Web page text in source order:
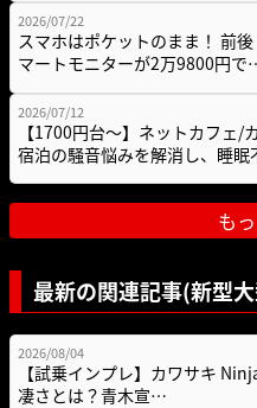
2026/07/22
スマホはポケットのまま！ 前
マートモニターが2万9800円
2026/07/12
【1700円台～】ネットカフェ/
宿泊の騒音悩みを解消し、睡
も
最新の関連記事(新型
2026/08/04
【試乗インプレ】カワサキ
凄さとは？青木宣…